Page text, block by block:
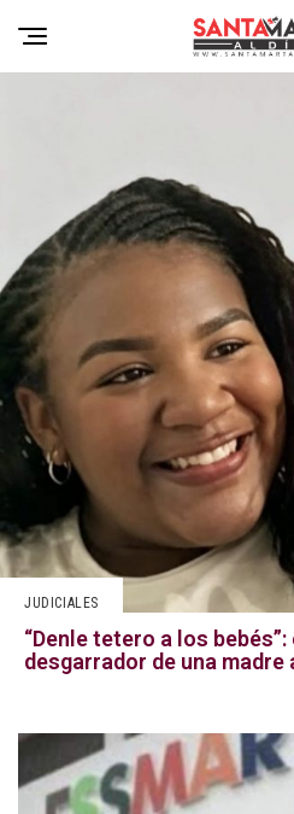
JUDICIALES
“Denle tetero a los
desgarrador de una madre